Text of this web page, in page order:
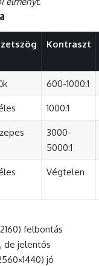
Kontraszt
600-1000:1
1000:1
3000-
5000:1
Végtelen
felbontás
de jelentős
jó